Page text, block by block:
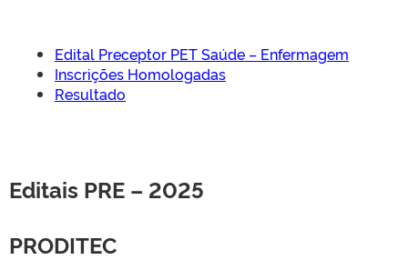
Edital Preceptor PET Saúde – Enfermagem
Inscrições Homologadas
Resultado
Editais PRE – 2025
PRODITEC